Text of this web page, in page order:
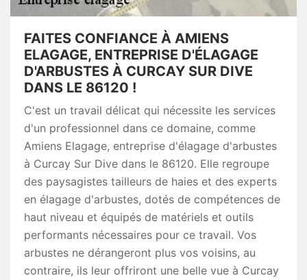
FAITES CONFIANCE À AMIENS
ELAGAGE, ENTREPRISE D'ÉLAGAGE
D'ARBUSTES À CURCAY SUR DIVE
DANS LE 86120 !
C'est un travail délicat qui nécessite les services
d'un professionnel dans ce domaine, comme
Amiens Elagage, entreprise d'élagage d'arbustes
à Curcay Sur Dive dans le 86120. Elle regroupe
des paysagistes tailleurs de haies et des experts
en élagage d'arbustes, dotés de compétences de
haut niveau et équipés de matériels et outils
performants nécessaires pour ce travail. Vos
arbustes ne dérangeront plus vos voisins, au
contraire, ils leur offriront une belle vue à Curcay